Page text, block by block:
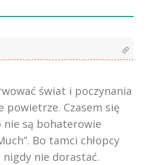
świat i poczynania
powietrze. Czasem się
nie są bohaterowie
Bo tamci chłopcy
nie dorastać.